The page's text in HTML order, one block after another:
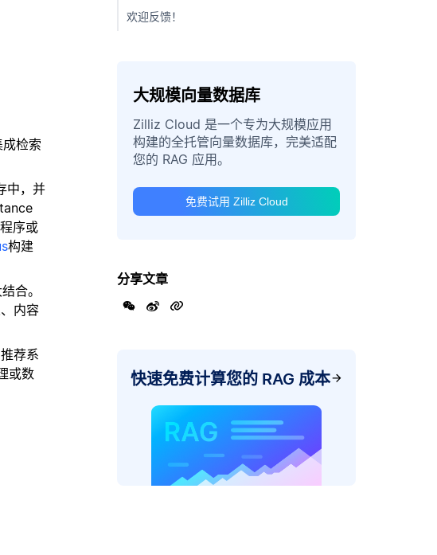
检索
中，并
序或
构建
合。
内容
荐系
或数
欢迎反馈！
大规模向量数据库
Zilliz Cloud 是一个专为大规模应用
构建的全托管向量数据库，完美适配
您的 RAG 应用。
免费试用 Zilliz Cloud
分享文章
快速免费计算您的 RAG 成本